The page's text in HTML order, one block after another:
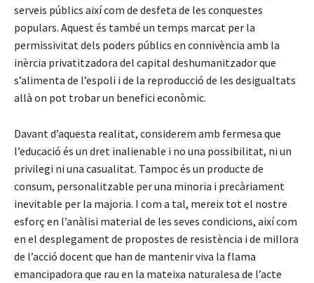
serveis públics així com de desfeta de les conquestes
populars. Aquest és també un temps marcat per la
permissivitat dels poders públics en connivència amb la
inèrcia privatitzadora del capital deshumanitzador que
s’alimenta de l’espoli i de la reproducció de les desigualtats
allà on pot trobar un benefici econòmic.
Davant d’aquesta realitat, considerem amb fermesa que
l’educació és un dret inalienable i no una possibilitat, ni un
privilegi ni una casualitat. Tampoc és un producte de
consum, personalitzable per una minoria i precàriament
inevitable per la majoria. I com a tal, mereix tot el nostre
esforç en l’anàlisi material de les seves condicions, així com
en el desplegament de propostes de resistència i de millora
de l’acció docent que han de mantenir viva la flama
emancipadora que rau en la mateixa naturalesa de l’acte